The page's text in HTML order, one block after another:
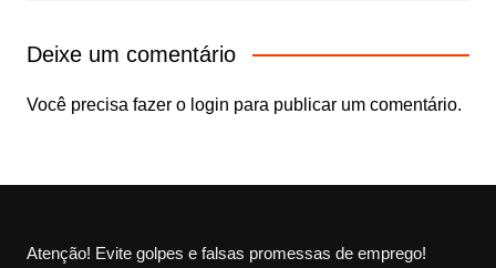
Deixe um comentário
Você precisa fazer o login para publicar um comentário.
Atenção! Evite golpes e falsas promessas de emprego!